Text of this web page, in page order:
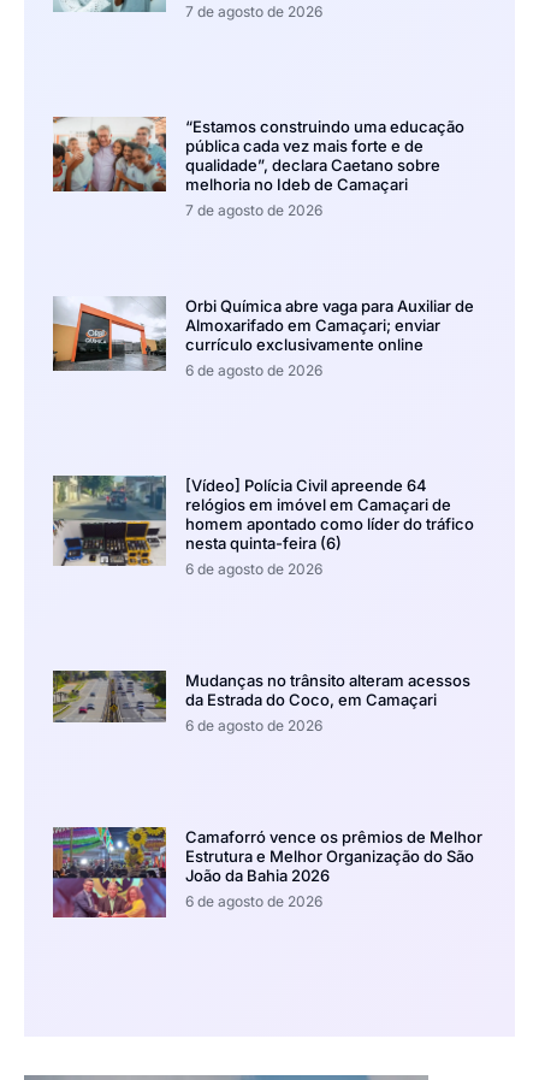
7 de agosto de 2026
“Estamos construindo uma educação
pública cada vez mais forte e de
qualidade”, declara Caetano sobre
melhoria no Ideb de Camaçari
7 de agosto de 2026
Orbi Química abre vaga para Auxiliar de
Almoxarifado em Camaçari; enviar
currículo exclusivamente online
6 de agosto de 2026
[Vídeo] Polícia Civil apreende 64
relógios em imóvel em Camaçari de
homem apontado como líder do tráfico
nesta quinta-feira (6)
6 de agosto de 2026
Mudanças no trânsito alteram acessos
da Estrada do Coco, em Camaçari
6 de agosto de 2026
Camaforró vence os prêmios de Melhor
Estrutura e Melhor Organização do São
João da Bahia 2026
6 de agosto de 2026